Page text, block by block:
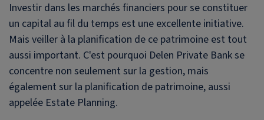
Investir dans les marchés financiers pour se constituer
un capital au fil du temps est une excellente initiative.
Mais veiller à la planification de ce patrimoine est tout
aussi important. C'est pourquoi Delen Private Bankse
concentre non seulement sur la gestion, mais
également sur la planification de patrimoine, aussi
appelée Estate Planning.